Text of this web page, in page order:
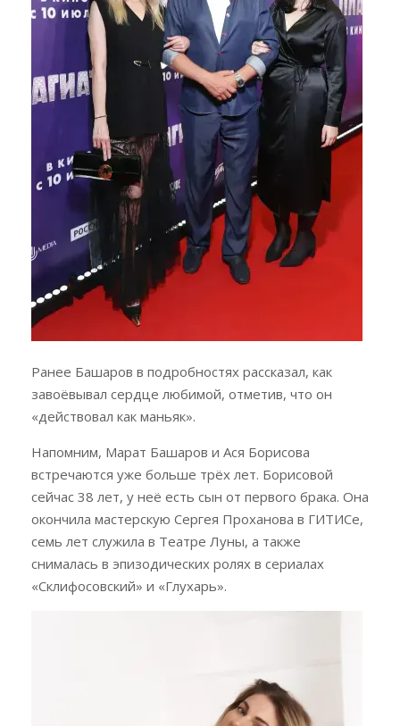
Ранее Башаров в подробностях рассказал, как
завоёвывал сердце любимой, отметив, что он
«действовал как маньяк».
Напомним, Марат Башаров и Ася Борисова
встречаются уже больше трёх лет. Борисовой
сейчас 38 лет, у неё есть сын от первого брака. Она
окончила мастерскую Сергея Проханова в ГИТИСе,
семь лет служила в Театре Луны, а также
снималась в эпизодических ролях в сериалах
«Склифосовский» и «Глухарь».